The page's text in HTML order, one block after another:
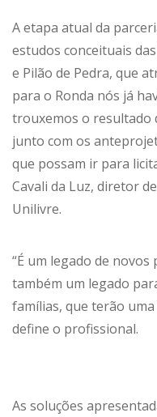
A etapa atual da
estudos conceituais
e Pilão de Pedra, que
para o Ronda nós já
trouxemos o resultado
junto com os
que possam ir para
Cavali da Luz, diretor
Unilivre.
“É um legado de
também um legado
famílias, que terão
define o profissional.
As soluções